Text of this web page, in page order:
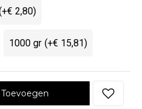
2,80)
1000 gr (+€ 15,81)
Toevoegen